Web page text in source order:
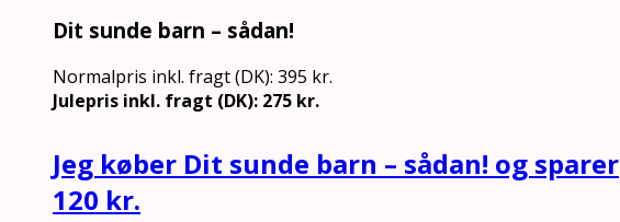
Dit sunde barn – sådan!
Normalpris inkl. fragt (DK): 395 kr.
Julepris inkl. fragt (DK): 275 kr.
Jeg køber Dit sunde barn – sådan! og sparer
120 kr.